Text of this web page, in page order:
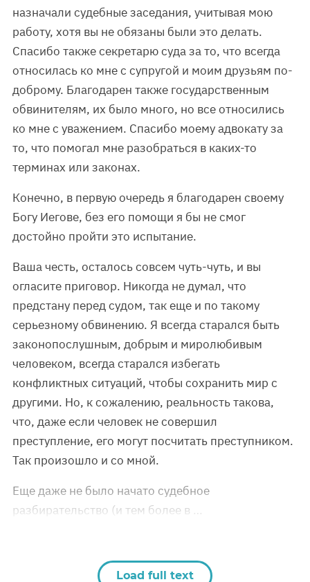
назначали судебные заседания, учитывая мою
работу, хотя вы не обязаны были это делать.
Спасибо также секретарю суда за то, что всегда
относилась ко мне с супругой и моим друзьям по-
доброму. Благодарен также государственным
обвинителям, их было много, но все относились
ко мне с уважением. Спасибо моему адвокату за
то, что помогал мне разобраться в каких-то
терминах или законах.
Конечно, в первую очередь я благодарен своему
Богу Иегове, без его помощи я бы не смог
достойно пройти это испытание.
Ваша честь, осталось совсем чуть-чуть, и вы
огласите приговор. Никогда не думал, что
предстану перед судом, так еще и по такому
серьезному обвинению. Я всегда старался быть
законопослушным, добрым и миролюбивым
человеком, всегда старался избегать
конфликтных ситуаций, чтобы сохранить мир с
другими. Но, к сожалению, реальность такова,
что, даже если человек не совершил
преступление, его могут посчитать преступником.
Так произошло и со мной.
Еще даже не было начато судебное
разбирательство (и тем более в …
Load full text